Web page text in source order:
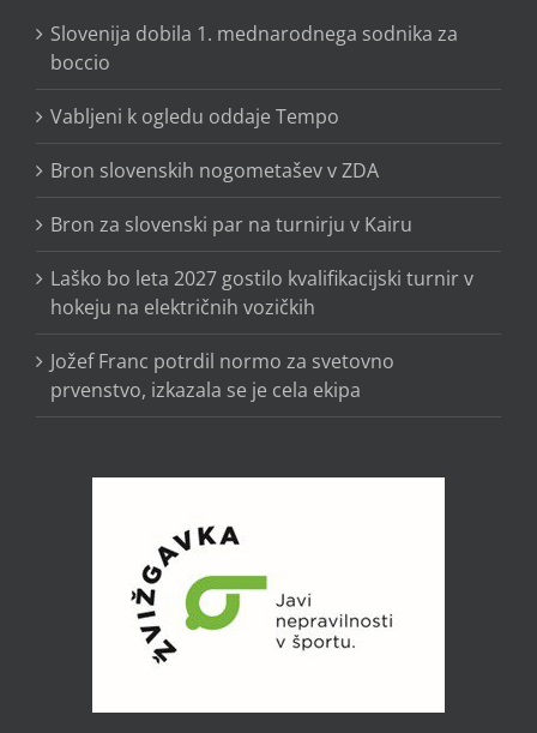
Slovenija dobila 1. mednarodnega sodnika za
boccio
Vabljeni k ogledu oddaje Tempo
Bron slovenskih nogometašev v ZDA
Bron za slovenski par na turnirju v Kairu
Laško bo leta 2027 gostilo kvalifikacijski turnir v
hokeju na električnih vozičkih
Jožef Franc potrdil normo za svetovno
prvenstvo, izkazala se je cela ekipa